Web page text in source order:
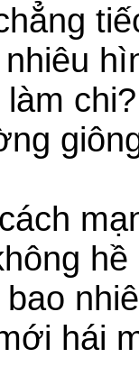
nhiêu
làm
bao
hái